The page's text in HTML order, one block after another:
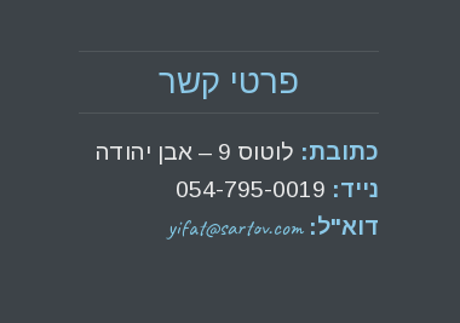
פרטי קשר
כתובת: לוטוס 9 – אבן יהודה
נייד: 054-795-0019
דוא"ל:yifat@sartov.com